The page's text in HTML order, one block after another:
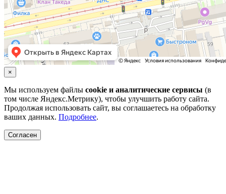
×
Мы используем файлы cookie и аналитические сервисы (в
том числе Яндекс.Метрику), чтобы улучшить работу сайта.
Продолжая использовать сайт, вы соглашаетесь на обработку
ваших данных. Подробнее.
Согласен